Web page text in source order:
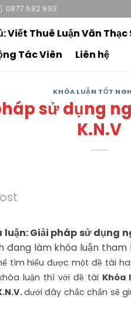
0877 682 993
Viết Thuê Luận Văn Thạc
Tác Viên
Liên hệ
KHÓA LUẬN TỐT
sử dụng
K.N.V
luận: Giải pháp sử dụng
đang làm khóa luận
tìm hiểu được một đề tài
luận thì với đề tài Khóa
dưới đây chắc chắn sẽ